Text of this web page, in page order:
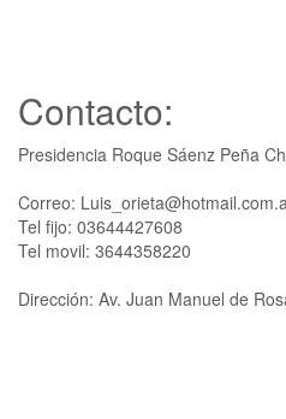
Contacto:
Presidencia Roque Sáenz Peña
Correo:
Tel fijo: 03644427608
Tel movil: 3644358220
Dirección: Av. Juan Manuel de